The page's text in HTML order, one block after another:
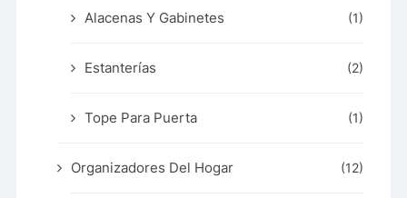
Alacenas Y Gabinetes (1)
Estanterías (2)
Tope Para Puerta (1)
Organizadores Del Hogar (12)